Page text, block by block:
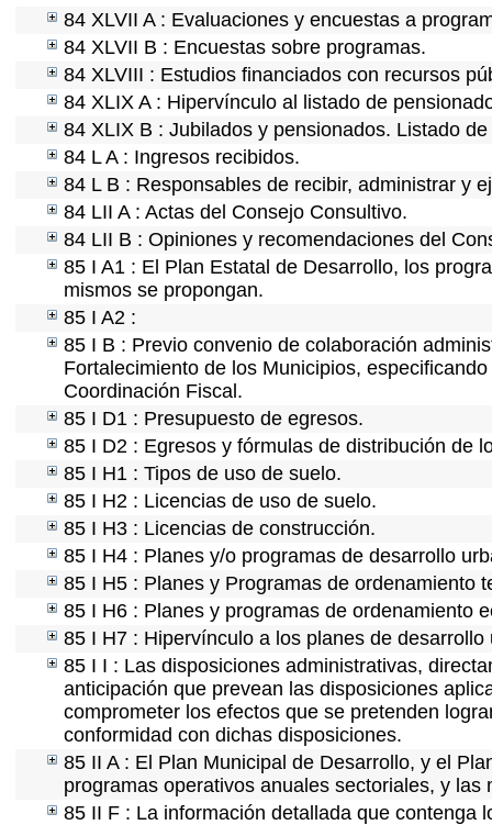
84 XLVII A : Evaluaciones y encuestas a
84 XLVII B : Encuestas sobre programas.
84 XLVIII : Estudios financiados con recursos
84 XLIX A : Hipervínculo al listado de
84 XLIX B : Jubilados y pensionados. Listado
84 L A : Ingresos recibidos.
84 L B : Responsables de recibir, administrar y
84 LII A : Actas del Consejo Consultivo.
84 LII B : Opiniones y recomendaciones del
85 I A1 : El Plan Estatal de Desarrollo, los
mismos se propongan.
85 I A2 :
85 I B : Previo convenio de colaboración
Fortalecimiento de los Municipios,
Coordinación Fiscal.
85 I D1 : Presupuesto de egresos.
85 I D2 : Egresos y fórmulas de distribución de
85 I H1 : Tipos de uso de suelo.
85 I H2 : Licencias de uso de suelo.
85 I H3 : Licencias de construcción.
85 I H4 : Planes y/o programas de desarrollo
85 I H5 : Planes y Programas de ordenamiento
85 I H6 : Planes y programas de ordenamiento
85 I H7 : Hipervínculo a los planes de desarrollo
85 I I : Las disposiciones administrativas,
anticipación que prevean las disposiciones
comprometer los efectos que se pretenden
conformidad con dichas disposiciones.
85 II A : El Plan Municipal de Desarrollo, y el
programas operativos anuales sectoriales, y
85 II F : La información detallada que contenga